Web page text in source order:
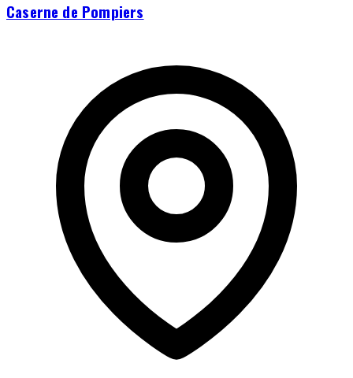
Caserne de Pompiers